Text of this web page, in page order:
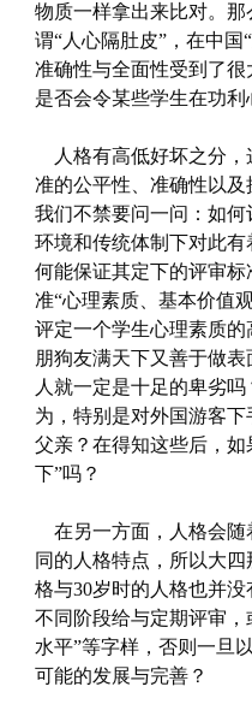
物质一样拿出来比对。
谓“人心隔肚皮”，在中
准确性与全面性受到了
是否会令某些学生在功利
人格有高低好坏之分，
准的公平性、准确性以及
我们不禁要问一问：如
环境和传统体制下对此
何能保证其定下的评审
准“心理素质、基本价值
评定一个学生心理素质
朋狗友满天下又善于做
人就一定是十足的卑劣
为，特别是对外国游客
父亲？在得知这些后，
下”吗？
在另一方面，人格会随
同的人格特点，所以大
格与30岁时的人格也并
不同阶段给与定期评审
水平”等字样，否则一旦
可能的发展与完善？